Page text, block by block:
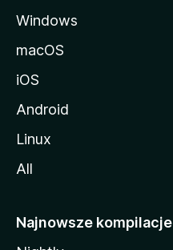
Windows
macOS
iOS
Android
Linux
All
Najnowsze kompilacje